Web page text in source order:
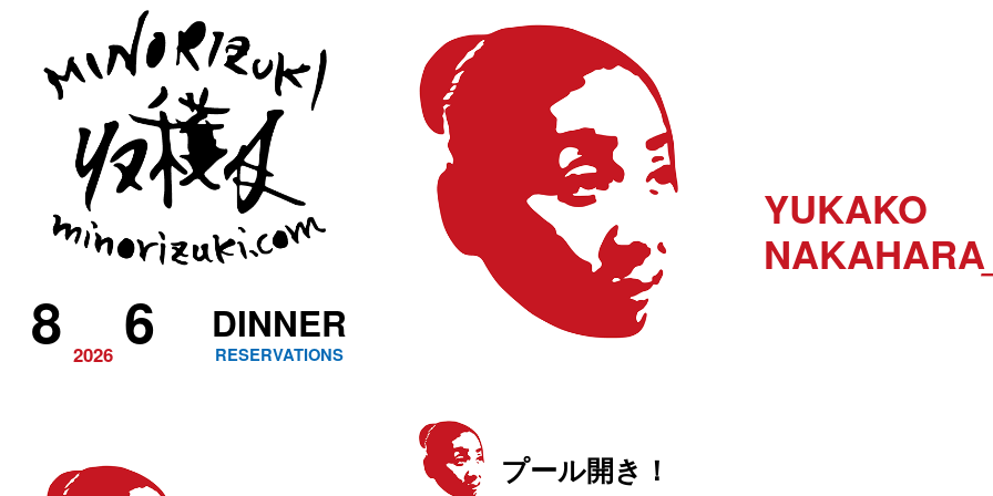
2026
8 6 RESERVATIONS
DINNER
YUKAKO
NAKAHARA
プール開き！